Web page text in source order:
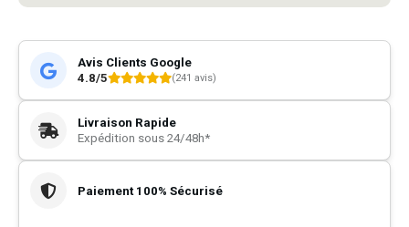
Avis Clients Google
4.8/5
(241 avis)
Livraison Rapide
Expédition sous 24/48h*
Paiement 100% Sécurisé